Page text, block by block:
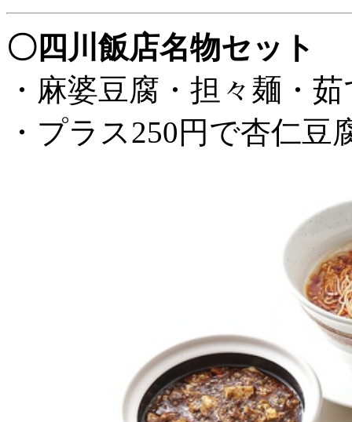
〇四川飯店名物セット
・麻婆豆腐・担々麺・
・プラス250円で杏仁豆